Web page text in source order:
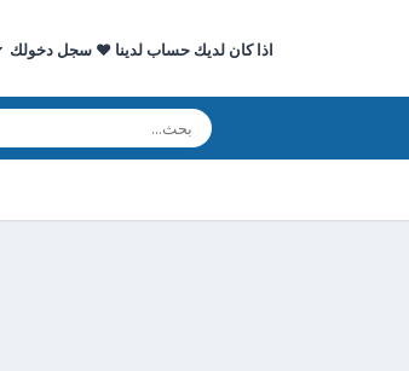
اذا كان لديك حساب لدينا ♥ سجل دخولك